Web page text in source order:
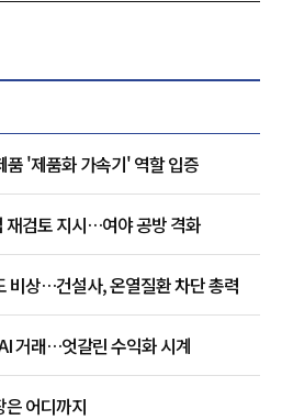
'제품화 가속기' 역할 입증
재검토 지시…여야 공방 격화
비상…건설사, 온열질환 차단 총력
거래…엇갈린 수익화 시계
어디까지